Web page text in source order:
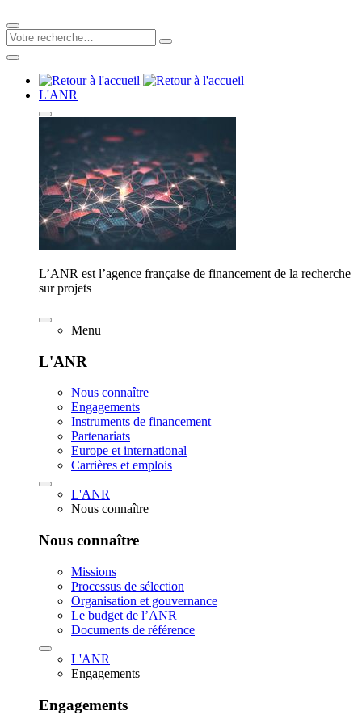
L'ANR
L’ANR est l’agence française de financement de la recherche
sur projets
Menu
L'ANR
Nous connaître
Engagements
Instruments de financement
Partenariats
Europe et international
Carrières et emplois
L'ANR
Nous connaître
Nous connaître
Missions
Processus de sélection
Organisation et gouvernance
Le budget de l’ANR
Documents de référence
L'ANR
Engagements
Engagements